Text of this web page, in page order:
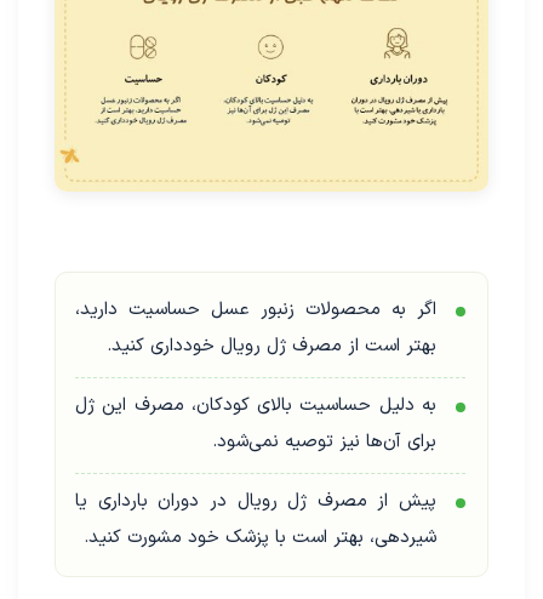
اگر به محصولات زنبور عسل حساسیت دارید،
بهتر است از مصرف ژل رویال خودداری کنید.
به دلیل حساسیت بالای کودکان، مصرف این ژل
برای آن‌ها نیز توصیه نمی‌شود.
پیش از مصرف ژل رویال در دوران بارداری یا
شیردهی، بهتر است با پزشک خود مشورت کنید.